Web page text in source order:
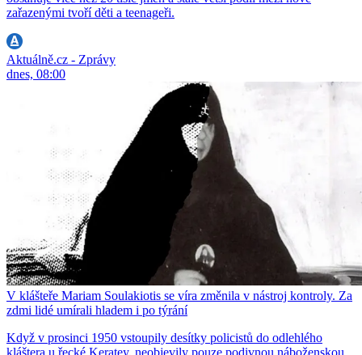
zařazenými tvoří děti a teenageři.
Aktuálně.cz - Zprávy
dnes, 08:00
V klášteře Mariam Soulakiotis se víra změnila v nástroj kontroly. Za
zdmi lidé umírali hladem i po týrání
Když v prosinci 1950 vstoupily desítky policistů do odlehlého